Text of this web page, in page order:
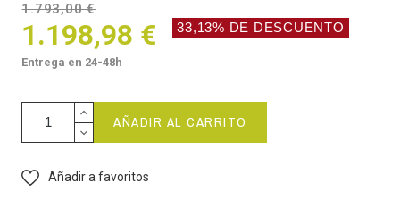
1.793,00 €
1.198,98 € 33,13% DE DESCUENTO
Entrega en 24-48h
AÑADIR AL CARRITO
Añadir a favoritos